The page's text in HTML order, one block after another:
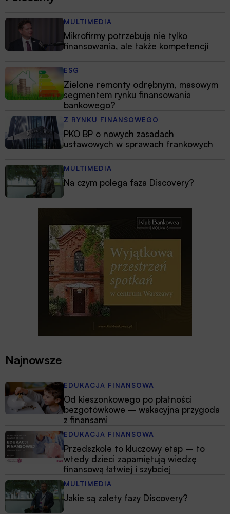
MULTIMEDIA
Mikrofirmy potrzebują nie tylko
finansowania, ale także kompetencji
ESG
Zielone remonty odrębnym, masowym
segmentem rynku finansowania
bankowego?
Z RYNKU FINANSOWEGO
PKO BP o nowych zasadach
ustawowych w sprawach frankowych
MULTIMEDIA
Na czym polega faza Discovery?
Najnowsze
EDUKACJA FINANSOWA
Od kieszonkowego po płatności
bezgotówkowe – wakacyjna przygoda
z finansami
EDUKACJA FINANSOWA
Przedszkole to kluczowy etap – to
wtedy dzieci zapamiętują wiedzę
finansową łatwiej i szybciej
MULTIMEDIA
Jakie są zalety fazy Discovery?